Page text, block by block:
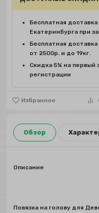
Избранное
Бесплатная
Екатеринбурга при
Бесплатная
от 2500р. и до 19кг.
Скидка 5% на первый
регистрации
Обзор
Описание
Повязка на голову для